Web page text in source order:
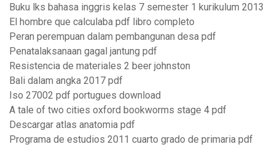
Buku lks bahasa inggris kelas 7 semester 1 kurikulum 2013
El hombre que calculaba pdf libro completo
Peran perempuan dalam pembangunan desa pdf
Penatalaksanaan gagal jantung pdf
Resistencia de materiales 2 beer johnston
Bali dalam angka 2017 pdf
Iso 27002 pdf portugues download
A tale of two cities oxford bookworms stage 4 pdf
Descargar atlas anatomia pdf
Programa de estudios 2011 cuarto grado de primaria pdf